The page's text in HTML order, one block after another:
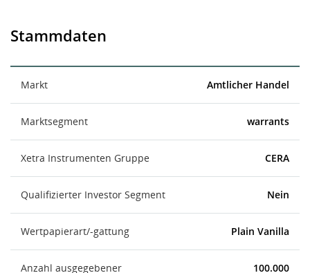
Stammdaten
Markt Amtlicher Handel
Marktsegment warrants
Xetra Instrumenten Gruppe CERA
Qualifizierter Investor Segment Nein
Wertpapierart/-gattung Plain Vanilla
Anzahl ausgegebener
100.000